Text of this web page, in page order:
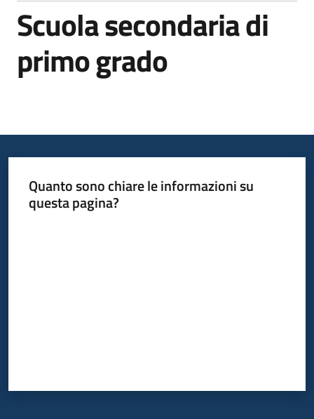
Centri
per
le
Informazioni
Scuola secondaria di
primo grado
Quanto sono chiare le informazioni su
questa pagina?